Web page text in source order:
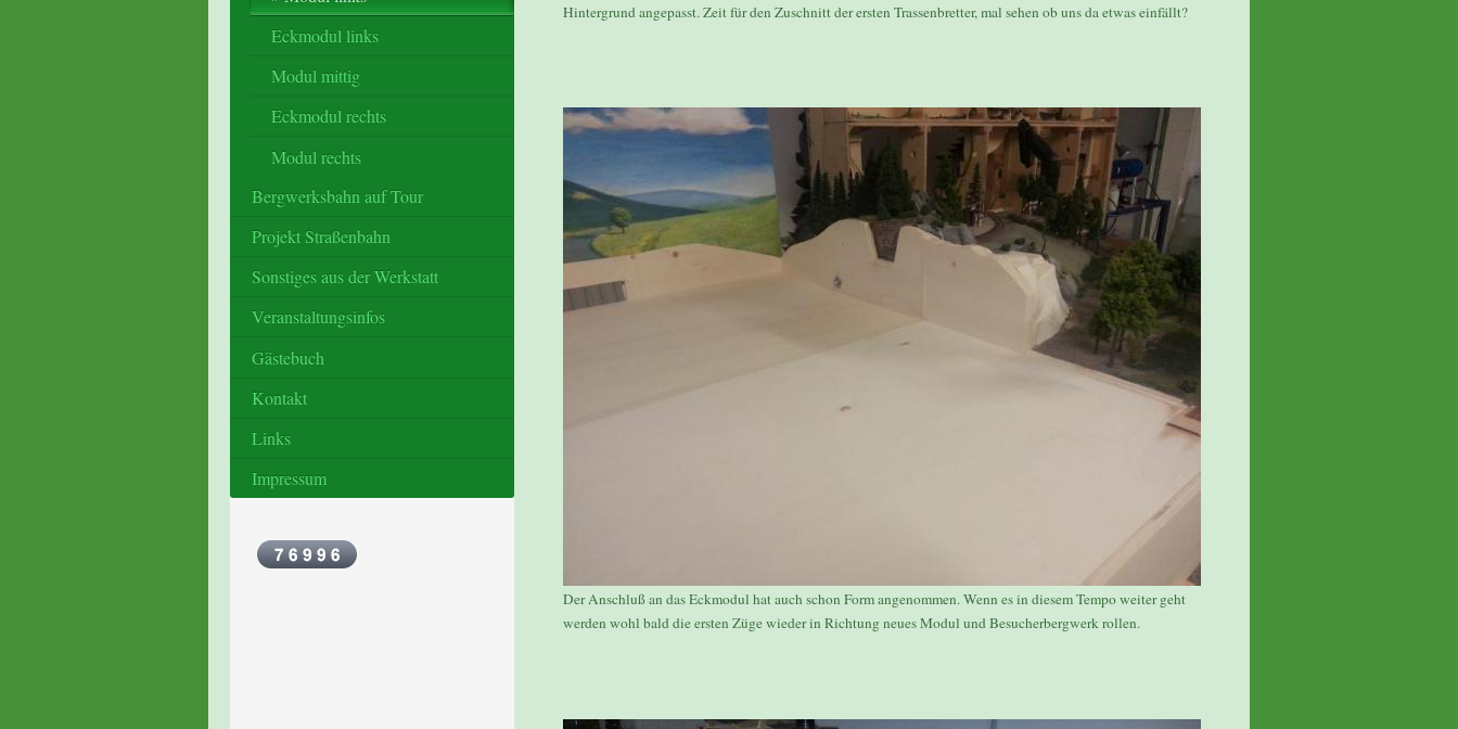
Hintergrund angepasst. Zeit für den Zuschnitt der ersten Trassenbretter, mal sehen ob uns da etwas einfällt?
Der Anschluß an das Eckmodul hat auch schon Form angenommen. Wenn es in diesem Tempo weiter geht
werden wohl bald die ersten Züge wieder in Richtung neues Modul und Besucherbergwerk rollen.
Eckmodul links
Modul mittig
Eckmodul rechts
Modul rechts
Bergwerksbahn auf Tour
Projekt Straßenbahn
Sonstiges aus der Werkstatt
Veranstaltungsinfos
Gästebuch
Kontakt
Links
Impressum